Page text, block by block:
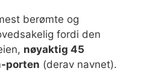
berømte og
fordi den
nøyaktig 45
porten (derav navnet).